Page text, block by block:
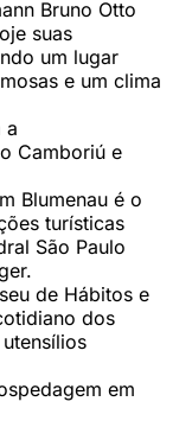
Bruno Otto
suas
um lugar
e um clima
a
Camboriú e
Blumenau é o
turísticas
São Paulo
de Hábitos e
dos
em